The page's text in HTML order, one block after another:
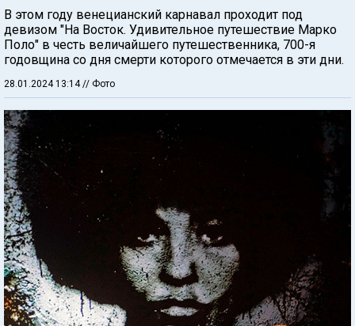
В этом году венецианский карнавал проходит под
девизом "На Восток. Удивительное путешествие Марко
Поло" в честь величайшего путешественника, 700-я
годовщина со дня смерти которого отмечается в эти дни.
28.01.2024 13:14// Фото